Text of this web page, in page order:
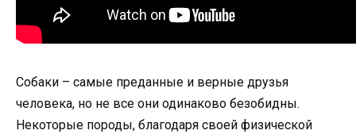
Собаки – самые преданные и верные друзья
человека, но не все они одинаково безобидны.
Некоторые породы, благодаря своей физической